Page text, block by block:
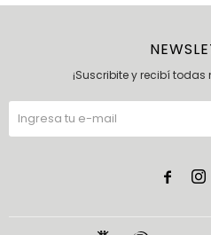
¡Suscribite y recibí
 